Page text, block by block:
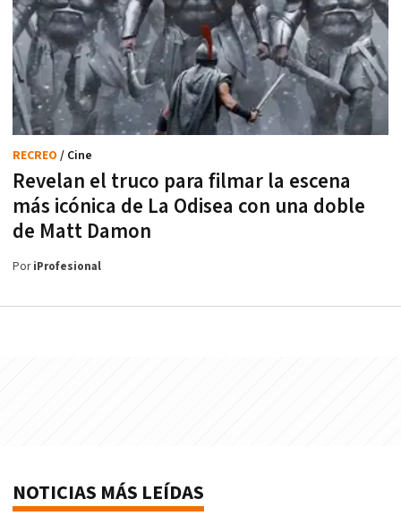
Revelan el truco para filmar la escena
más icónica de La Odisea con una doble
de Matt Damon
RECREO / Cine
PoriProfesional
NOTICIAS MÁS LEÍDAS